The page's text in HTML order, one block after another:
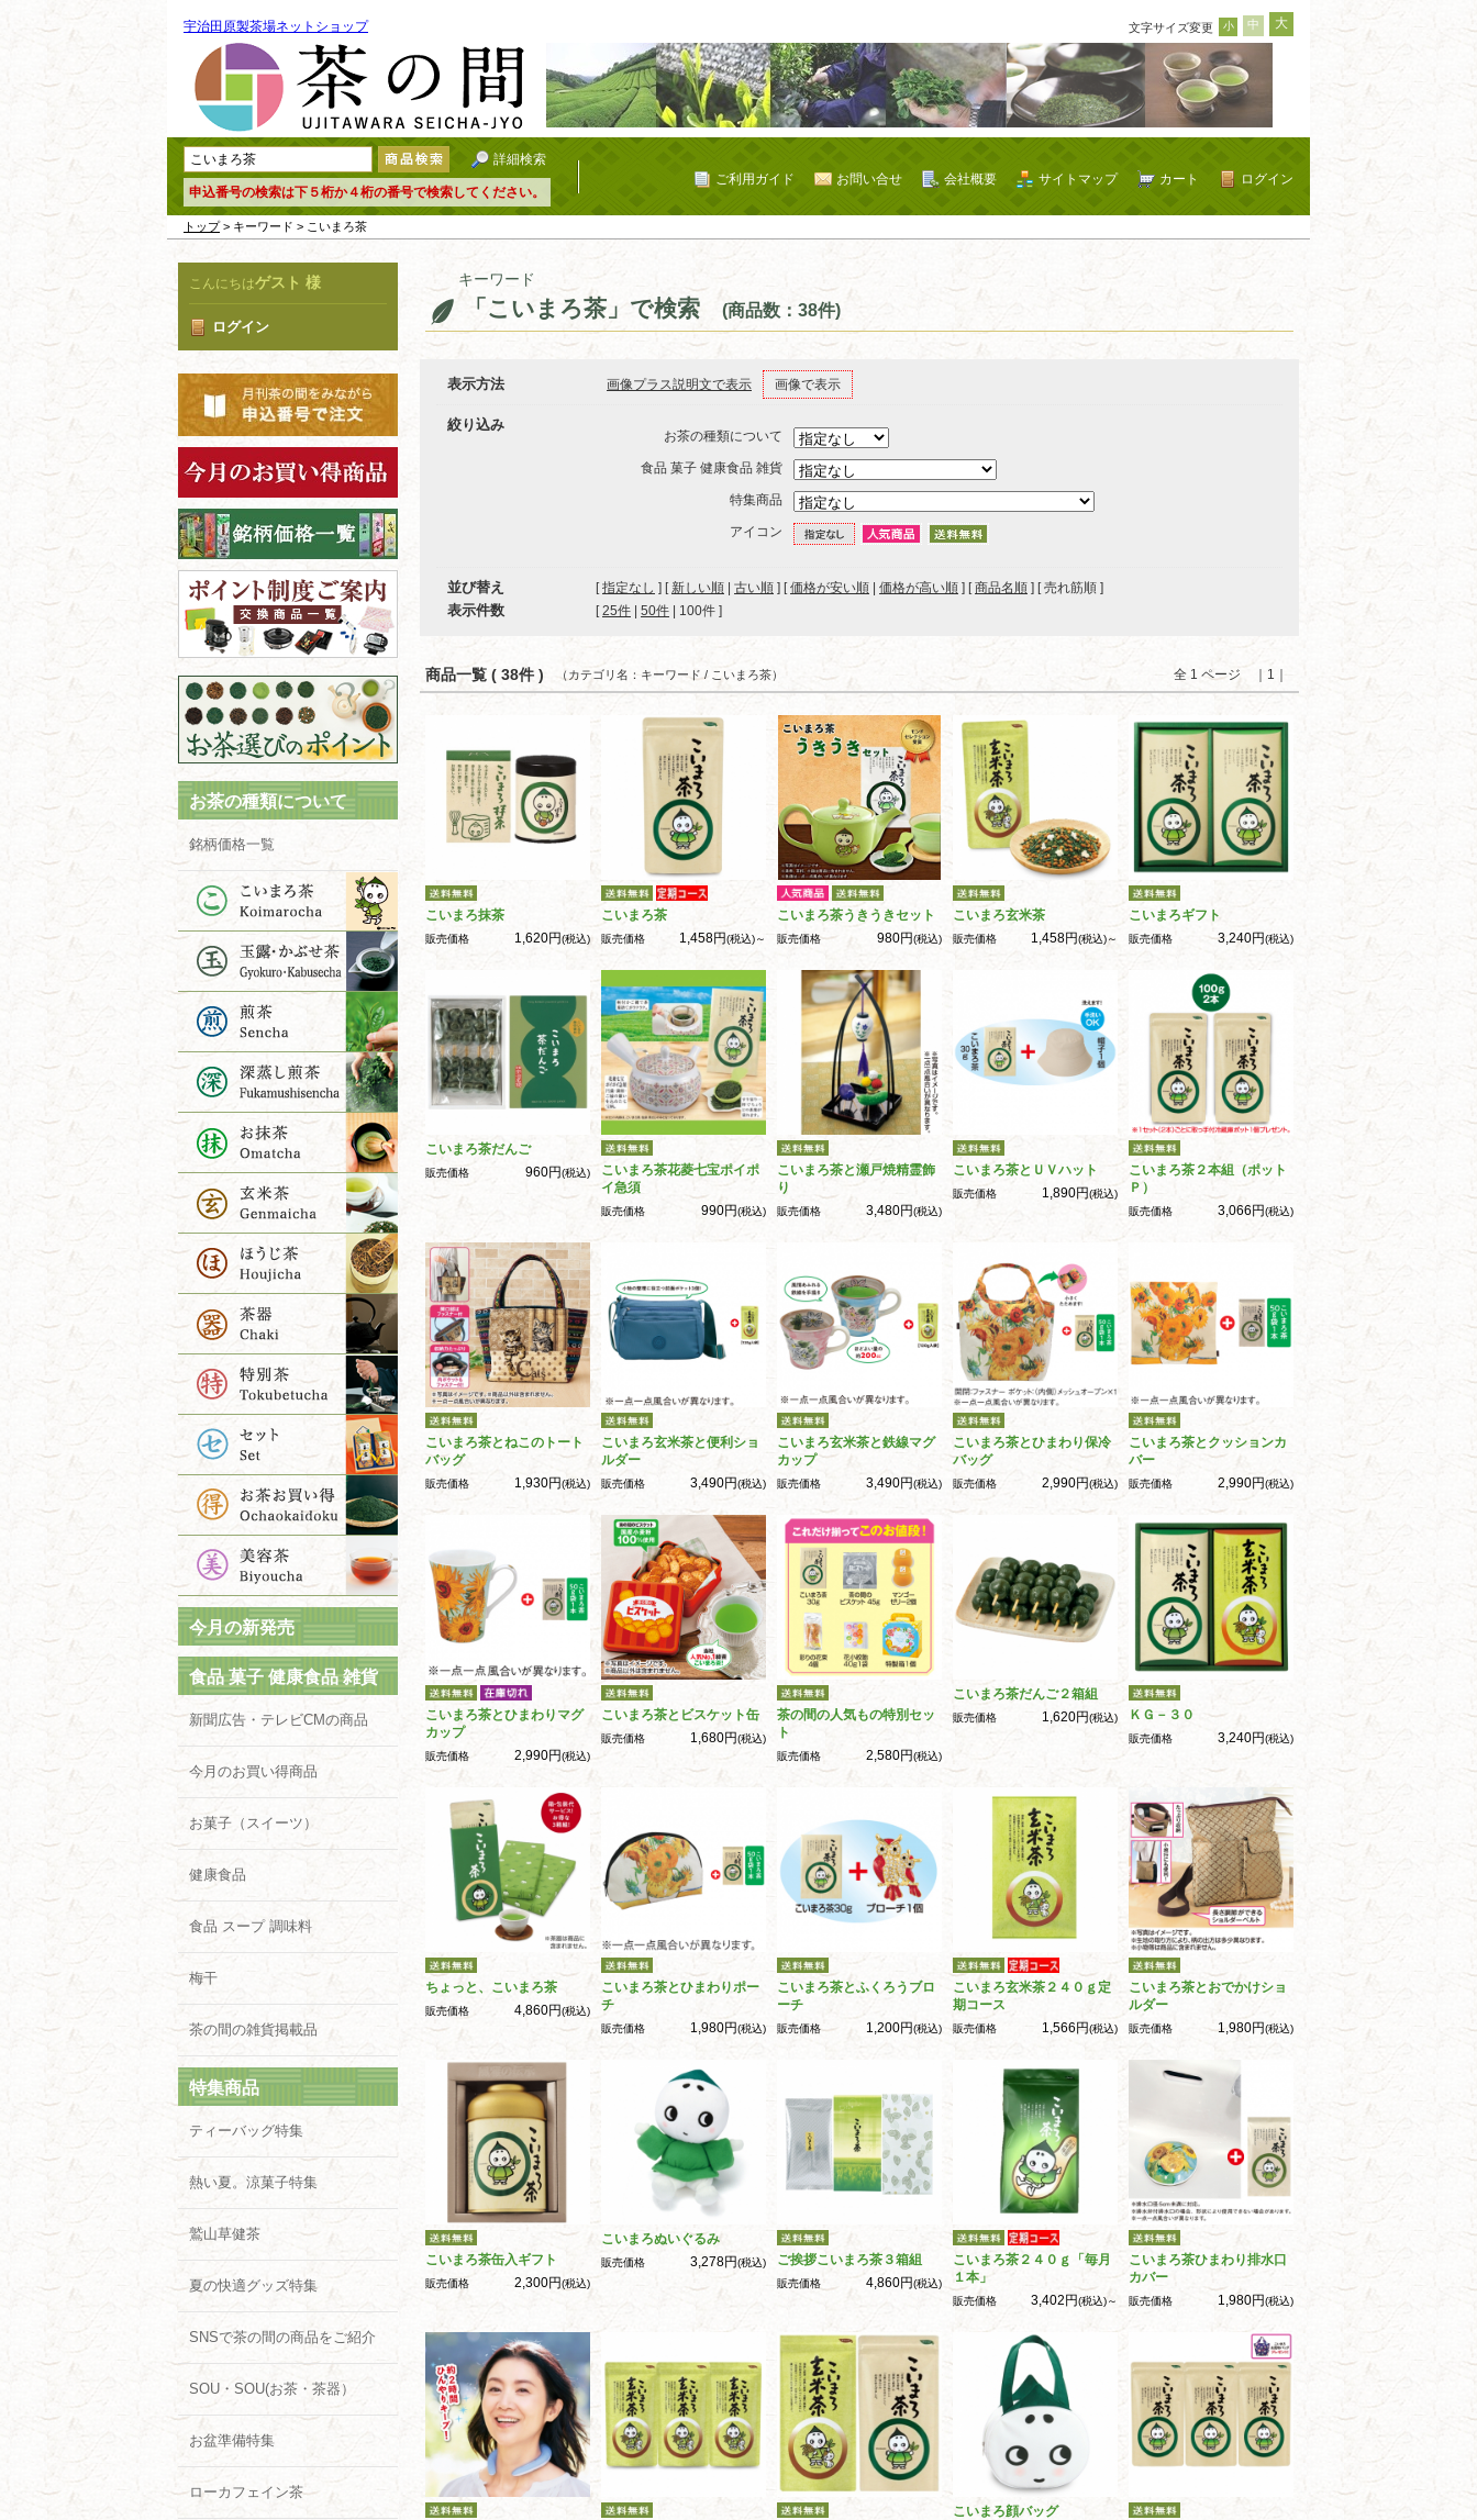
宇治田原製茶場ネットショップ 文字サイズ変更 小 中 大
詳細検索
申込番号の検索は下５桁か４桁の番号で検索してください。
ログイン
カート
サイトマップ
会社概要
お問い合せ
ご利用ガイド
トップ> キーワード > こいまろ茶
こんにちはゲスト 様
ログイン
お茶の種類について
銘柄価格一覧
今月の新発売
食品 菓子 健康食品 雑貨
新聞広告・テレビCMの商品
今月のお買い得商品
お菓子（スイーツ）
健康食品
食品 スープ 調味料
梅干
茶の間の雑貨掲載品
特集商品
ティーバッグ特集
熱い夏。涼菓子特集
鷲山草健茶
夏の快適グッズ特集
SNSで茶の間の商品をご紹介
SOU・SOU(お茶・茶器）
お盆準備特集
ローカフェイン茶
キーワード
「こいまろ茶」で検索 (商品数：38件)
表示方法 画像プラス説明文で表示 画像で表示
絞り込み
お茶の種類について
食品 菓子 健康食品 雑貨
特集商品
アイコン
並び替え [指定なし ] [ 新しい順 古い順 ] [価格が安い順 価格が高い順 ] [商品名順 ] [ 売れ筋順 ]
表示件数 [ 25件 50件 100件 ]
商品一覧 ( 38件 ) 全 1 ページ ｜1｜
（カテゴリ名：キーワード / こいまろ茶）
こいまろ抹茶
販売価格 1,620円(税込)
こいまろ茶
販売価格 1,458円(税込)～
こいまろ茶うきうきセット
販売価格 980円(税込)
こいまろ玄米茶
販売価格 1,458円(税込)～
こいまろギフト
販売価格 3,240円(税込)
こいまろ茶だんご
販売価格 960円(税込)
こいまろ茶花菱七宝ポイポ
イ急須
販売価格 990円(税込)
こいまろ茶と瀬戸焼精霊飾
り
販売価格 3,480円(税込)
こいまろ茶とＵＶハット
販売価格 1,890円(税込)
こいまろ茶２本組（ポット
Ｐ）
販売価格 3,066円(税込)
こいまろ茶とねこのトート
バッグ
販売価格 1,930円(税込)
こいまろ玄米茶と便利ショ
ルダー
販売価格 3,490円(税込)
こいまろ玄米茶と鉄線マグ
カップ
販売価格 3,490円(税込)
こいまろ茶とひまわり保冷
バッグ
販売価格 2,990円(税込)
こいまろ茶とクッションカ
バー
販売価格 2,990円(税込)
こいまろ茶とひまわりマグ
カップ
販売価格 2,990円(税込)
こいまろ茶とビスケット缶
販売価格 1,680円(税込)
茶の間の人気もの特別セッ
ト
販売価格 2,580円(税込)
こいまろ茶だんご２箱組
販売価格 1,620円(税込) ＫＧ－３０
販売価格 3,240円(税込)
ちょっと、こいまろ茶
販売価格 4,860円(税込)
こいまろ茶とひまわりポー
チ
販売価格 1,980円(税込)
こいまろ茶とふくろうブロ
ーチ
販売価格 1,200円(税込)
こいまろ玄米茶２４０ｇ定
期コース
販売価格 1,566円(税込)
こいまろ茶とおでかけショ
ルダー
販売価格 1,980円(税込)
こいまろ茶缶入ギフト
販売価格 2,300円(税込)
こいまろぬいぐるみ
販売価格 3,278円(税込) ご挨拶こいまろ茶３箱組
販売価格 4,860円(税込)
こいまろ茶２４０ｇ「毎月
１本」
販売価格 3,402円(税込)～
こいまろ茶ひまわり排水口
カバー
販売価格 1,980円(税込)
こいまろ顔バッグ